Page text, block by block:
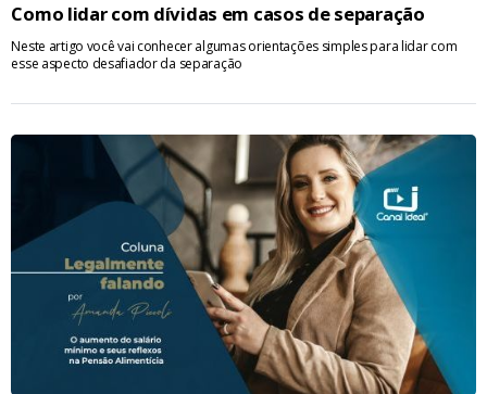
Como lidar com dívidas em casos de separação
Neste artigo você vai conhecer algumas orientações simples para lidar com
esse aspecto desafiador da separação